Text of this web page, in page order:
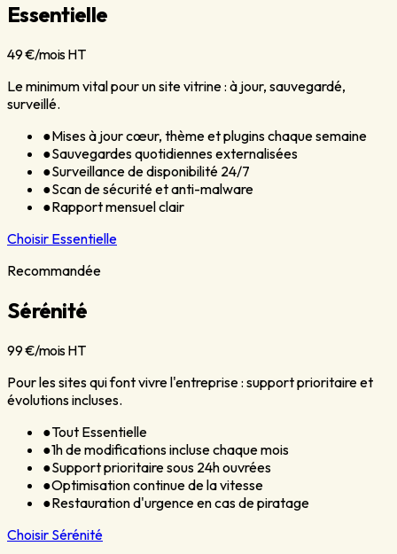
Essentielle
49 €/mois HT
Le minimum vital pour un site vitrine : à jour, sauvegardé,
surveillé.
●Mises à jour cœur, thème et plugins chaque semaine
●Sauvegardes quotidiennes externalisées
●Surveillance de disponibilité 24/7
●Scan de sécurité et anti-malware
●Rapport mensuel clair
Choisir Essentielle
Recommandée
Sérénité
99 €/mois HT
Pour les sites qui font vivre l'entreprise : support prioritaire et
évolutions incluses.
●Tout Essentielle
●1h de modifications incluse chaque mois
●Support prioritaire sous 24h ouvrées
●Optimisation continue de la vitesse
●Restauration d'urgence en cas de piratage
Choisir Sérénité